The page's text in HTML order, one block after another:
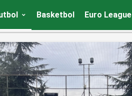
Basketbol Euro League
hazırlıklarını sürdürdü